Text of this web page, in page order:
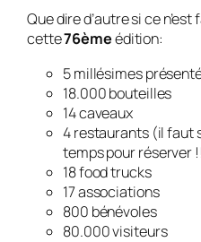
Que dire d’autre si ce
cette76èmeédition:
5 millésimes
18.000 bouteilles
14 caveaux
4 restaurants (il faut
temps pour réserver
18 food trucks
17 associations
800 bénévoles
80.000 visiteurs